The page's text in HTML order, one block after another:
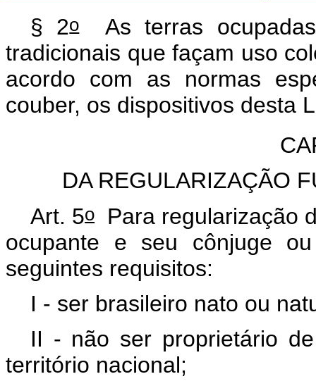
§ 2oAs terras ocupadas
tradicionais que façam uso
acordo com as normas
couber, os dispositivos
DA REGULARIZAÇÃO
Art. 5oPara regularização
ocupante e seu cônjuge
seguintes requisitos:
I - ser brasileiro nato ou
II - não ser proprietário
território nacional;